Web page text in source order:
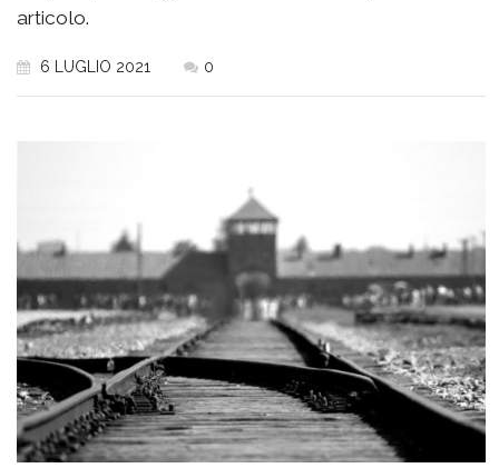
articolo.
6 LUGLIO 2021 0